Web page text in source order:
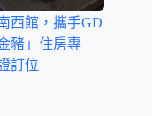
西館，攜手GD
豬」住房專
訂位